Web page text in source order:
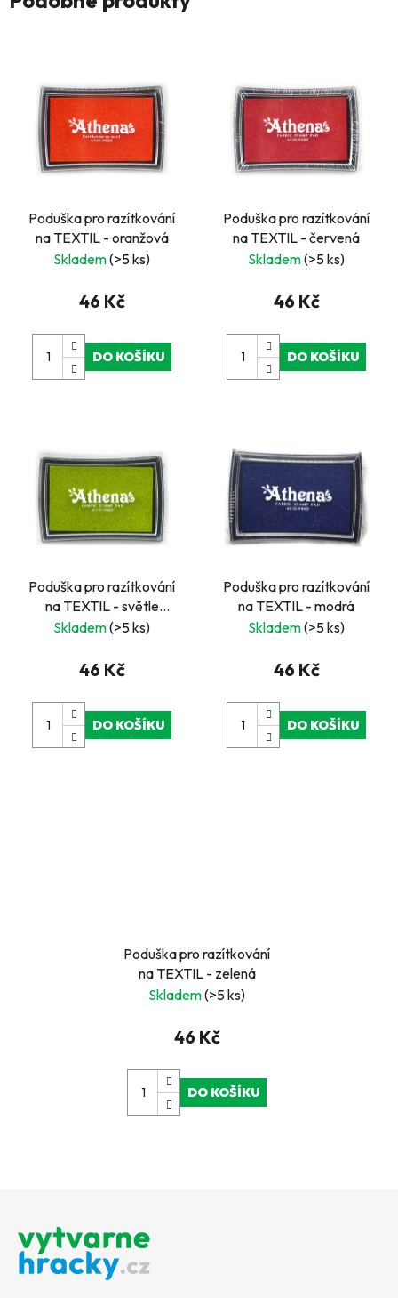
Poduška pro razítkování
na TEXTIL - oranžová
Skladem(>5 ks)
46 Kč
DO KOŠÍKU
Poduška pro razítkování
na TEXTIL - červená
Skladem(>5 ks)
46 Kč
DO KOŠÍKU
Poduška pro razítkování
na TEXTIL - světle
zelená
Skladem(>5 ks)
46 Kč
DO KOŠÍKU
Poduška pro razítkování
na TEXTIL - modrá
Skladem(>5 ks)
46 Kč
DO KOŠÍKU
Poduška pro razítkování
na TEXTIL - zelená
Skladem(>5 ks)
46 Kč
DO KOŠÍKU